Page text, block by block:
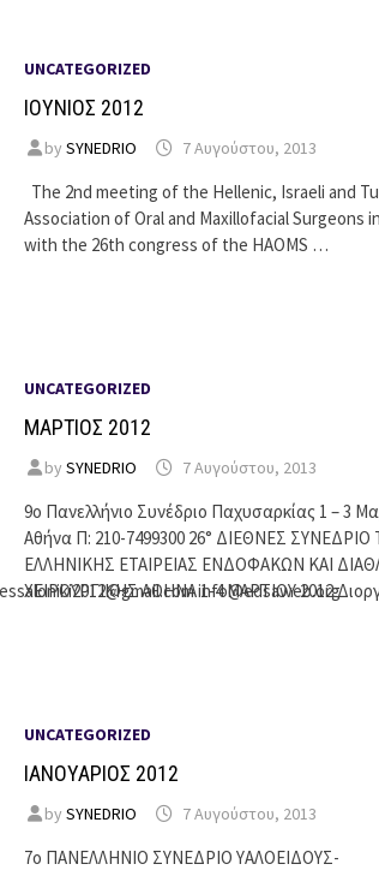
UNCATEGORIZED
ΙΟΥΝΙΟΣ 2012
bySYNEDRIO 7 Αυγούστου, 2013
The 2nd meeting of the Hellenic, Israeli and
Association of Oral and Maxillofacial Surgeons
with the 26th congress of the HAOMS …
info@edsaweb.org
UNCATEGORIZED
ΜΑΡΤΙΟΣ 2012
bySYNEDRIO 7 Αυγούστου, 2013
9ο Πανελλήνιο Συνέδριο Παχυσαρκίας 1 – 3
Αθήνα Π: 210-7499300 26° ΔΙΕΘΝΕΣ ΣΥΝΕΔΡΙΟ
ΕΛΛΗΝΙΚΗΣ ΕΤΑΙΡΕΙΑΣ ΕΝΔΟΦΑΚΩΝ ΚΑΙ
ΧΕΙΡΟΥΡΓΙΚΗΣ ΑΘΗΝΑ 1-4 ΜΑΡΤΙΟΥ 2012
UNCATEGORIZED
ΙΑΝΟΥΑΡΙΟΣ 2012
bySYNEDRIO 7 Αυγούστου, 2013
7ο ΠΑΝΕΛΛΗΝΙΟ ΣΥΝΕΔΡΙΟ ΥΑΛΟΕΙΔΟΥΣ-